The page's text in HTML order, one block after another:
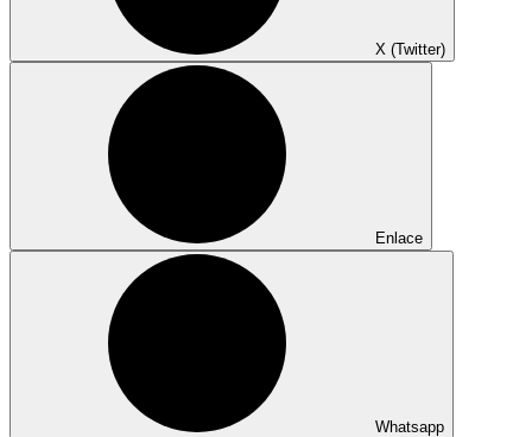
X (Twitter)
Enlace
Whatsapp